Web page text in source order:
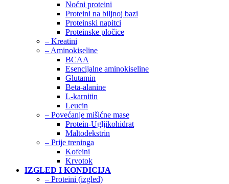
Noćni proteini
Proteini na biljnoj bazi
Proteinski napitci
Proteinske pločice
– Kreatini
– Aminokiseline
BCAA
Esencijalne aminokiseline
Glutamin
Beta-alanine
L-karnitin
Leucin
– Povećanje mišićne mase
Protein-Ugljikohidrat
Maltodekstrin
– Prije treninga
Kofeini
Krvotok
IZGLED I KONDICIJA
– Proteini (izgled)